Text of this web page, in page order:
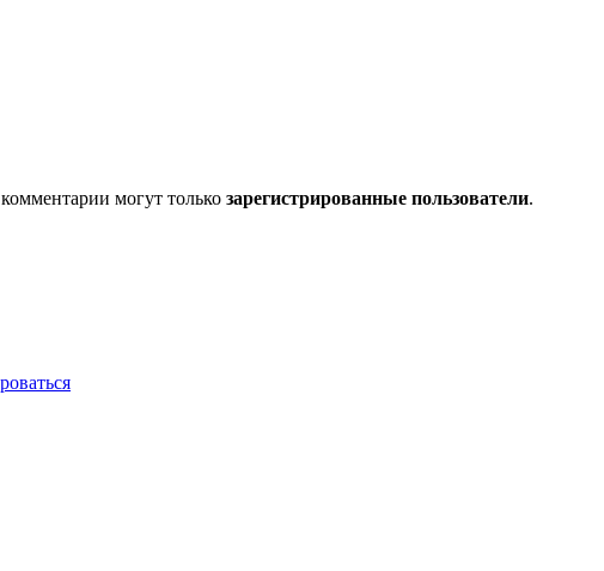
могут только зарегистрированные пользователи.